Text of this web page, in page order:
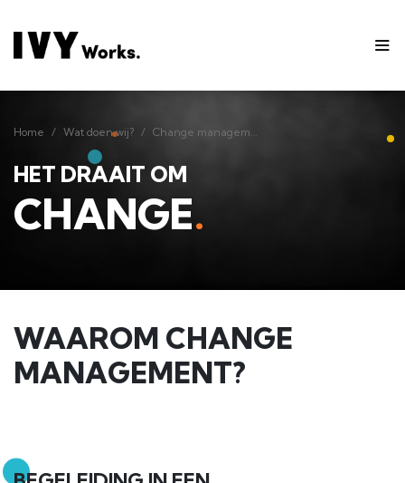
Home Wat doen wij? Change management
HET DRAAIT OM
CHANGE.
WAAROM CHANGE
MANAGEMENT?